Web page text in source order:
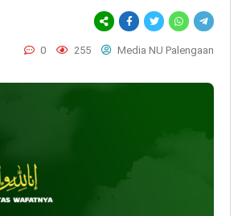
0 255 Media NU Palengaan